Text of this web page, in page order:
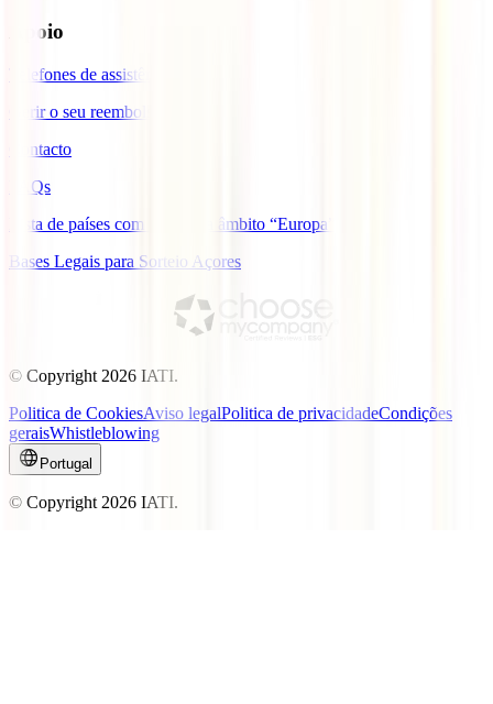
Apoio
Telefones de assistência
Gerir o seu reembolso
Contacto
FAQs
Lista de países com cobertura âmbito “Europa”
Bases Legais para Sorteio Açores
© Copyright 2026 IATI.
Politica de CookiesAviso legalPolitica de privacidadeCondições
geraisWhistleblowing
Portugal
© Copyright 2026 IATI.